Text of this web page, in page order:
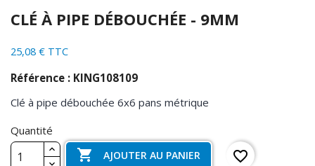
CLÉ À PIPE DÉBOUCHÉE - 9MM
25,08 € TTC
Référence : KING108109
Clé à pipe débouchée 6x6 pans métrique
Quantité
 AJOUTER AU PANIER favorite_border